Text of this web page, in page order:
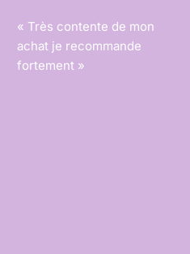
« Très contente de mon
achat je recommande
fortement »